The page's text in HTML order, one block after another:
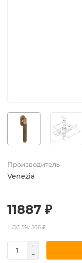
Производитель
Venezia
11887 ₽
НДС 5%: 566 ₽